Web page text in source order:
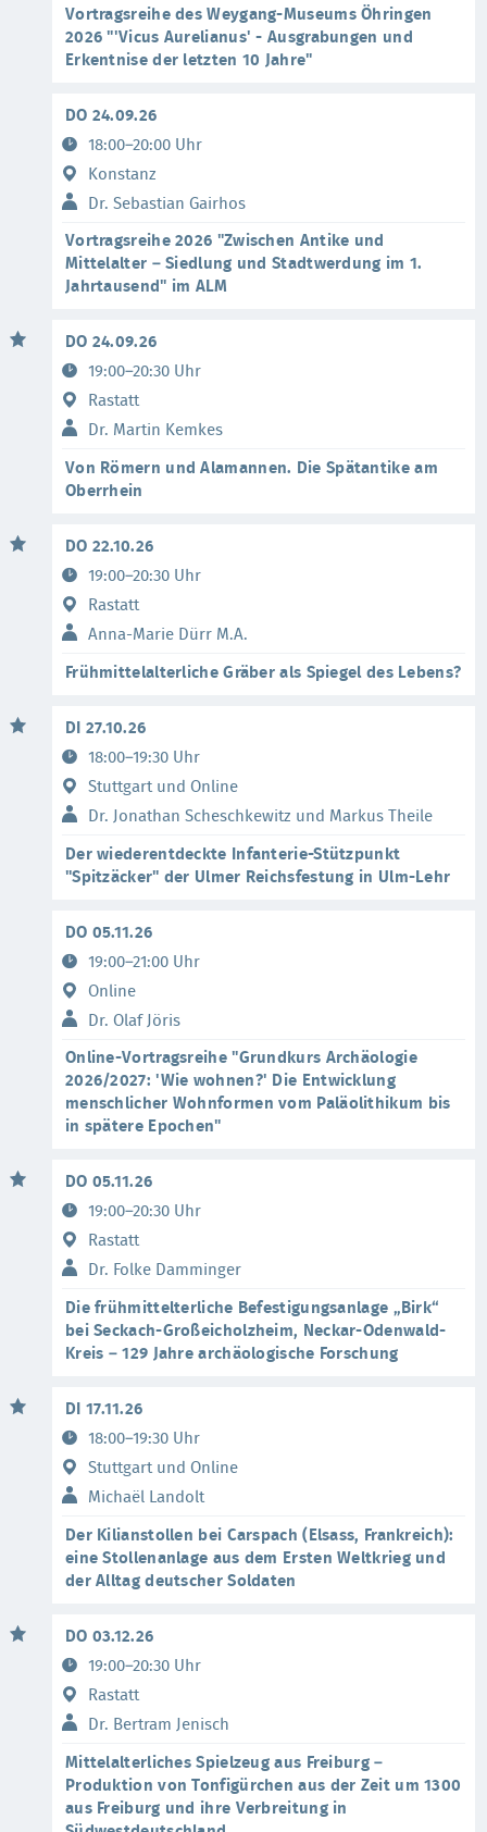
Vortragsreihe des Weygang-Museums Öhringen
2026 "'Vicus Aurelianus' - Ausgrabungen und
Erkentnise der letzten 10 Jahre"
DO 24.09.26
18:00–20:00 Uhr
Konstanz
Dr. Sebastian Gairhos
Vortragsreihe 2026 "Zwischen Antike und
Mittelalter – Siedlung und Stadtwerdung im 1.
Jahrtausend" im ALM
DO 24.09.26
19:00–20:30 Uhr
Rastatt
Dr. Martin Kemkes
Von Römern und Alamannen. Die Spätantike am
Oberrhein
DO 22.10.26
19:00–20:30 Uhr
Rastatt
Anna-Marie Dürr M.A.
Frühmittelalterliche Gräber als Spiegel des Lebens?
DI 27.10.26
18:00–19:30 Uhr
Stuttgart und Online
Dr. Jonathan Scheschkewitz und Markus Theile
Der wiederentdeckte Infanterie-Stützpunkt
"Spitzäcker" der Ulmer Reichsfestung in Ulm-Lehr
DO 05.11.26
19:00–21:00 Uhr
Online
Dr. Olaf Jöris
Online-Vortragsreihe "Grundkurs Archäologie
2026/2027: 'Wie wohnen?' Die Entwicklung
menschlicher Wohnformen vom Paläolithikum bis
in spätere Epochen"
DO 05.11.26
19:00–20:30 Uhr
Rastatt
Dr. Folke Damminger
Die frühmittelterliche Befestigungsanlage „Birk“
bei Seckach-Großeicholzheim, Neckar-Odenwald-
Kreis – 129 Jahre archäologische Forschung
DI 17.11.26
18:00–19:30 Uhr
Stuttgart und Online
Michaël Landolt
Der Kilianstollen bei Carspach (Elsass, Frankreich):
eine Stollenanlage aus dem Ersten Weltkrieg und
der Alltag deutscher Soldaten
DO 03.12.26
19:00–20:30 Uhr
Rastatt
Dr. Bertram Jenisch
Mittelalterliches Spielzeug aus Freiburg –
Produktion von Tonfigürchen aus der Zeit um 1300
aus Freiburg und ihre Verbreitung in